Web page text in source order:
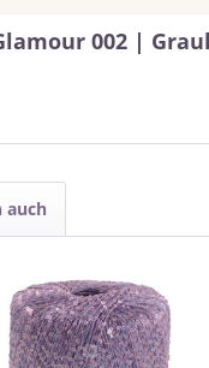
002 |
auch